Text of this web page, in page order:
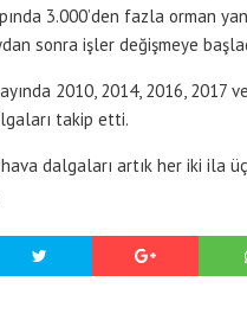
3.000’den fazla orman
sonra işler değişmeye
2010, 2014, 2016, 2017
takip etti.
dalgaları artık her iki ila